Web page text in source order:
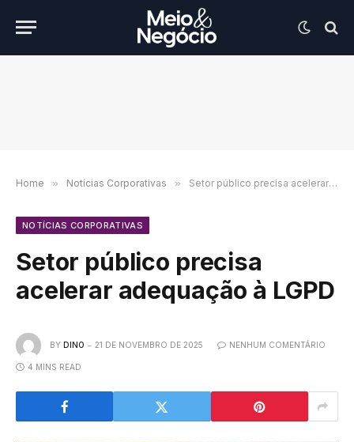
Home » Notícias Corporativas » Setor público precisa acelerar adequação à LGPD
NOTÍCIAS CORPORATIVAS
Setor público precisa
acelerar adequação à LGPD
BY DINO 21 DE NOVEMBRO DE 2025 NENHUM COMENTÁRIO
4 MINS READ